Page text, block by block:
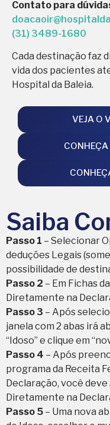
Contato para
(31) 3489-1680
Cada destinação faz
vida dos pacientes
Hospital da Baleia.
VEJA O
Saiba
Passo 1 – Selecionar
deduções Legais
possibilidade de
Passo 2 – Em Fichas
Diretamente na
Passo 3 – Após
janela com 2 abas irá
“Idoso” e clique em
Passo 4 – Após
programa da Receita
Declaração, você
Diretamente na
Passo 5 – Uma nova